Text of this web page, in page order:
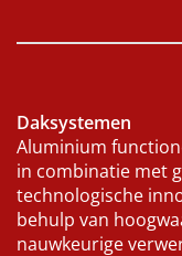
Daksystemen
Aluminium
in combinatie met
technologische
behulp van
nauwkeurige